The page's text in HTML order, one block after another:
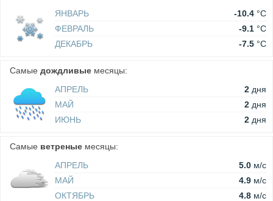
ЯНВАРЬ
-10.4 °C
ФЕВРАЛЬ
-9.1 °C
ДЕКАБРЬ
-7.5 °C
Самые дождливые месяцы:
АПРЕЛЬ
2 дня
МАЙ
2 дня
ИЮНЬ
2 дня
Самые ветреные месяцы:
АПРЕЛЬ
5.0 м/c
МАЙ
4.9 м/c
ОКТЯБРЬ
4.8 м/c